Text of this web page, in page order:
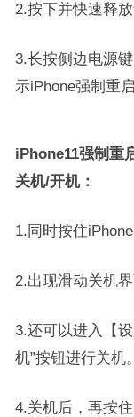
2.按下并快速释
3.长按侧边电源
示iPhone强制重启
iPhone11强制重
关机/开机：
1.同时按住
2.出现滑动关机
3.还可以进入【
机”按钮进行关机。
4.关机后，再按